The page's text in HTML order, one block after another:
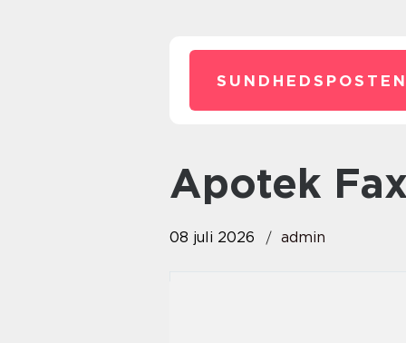
Apotek
08 juli 2026 admin